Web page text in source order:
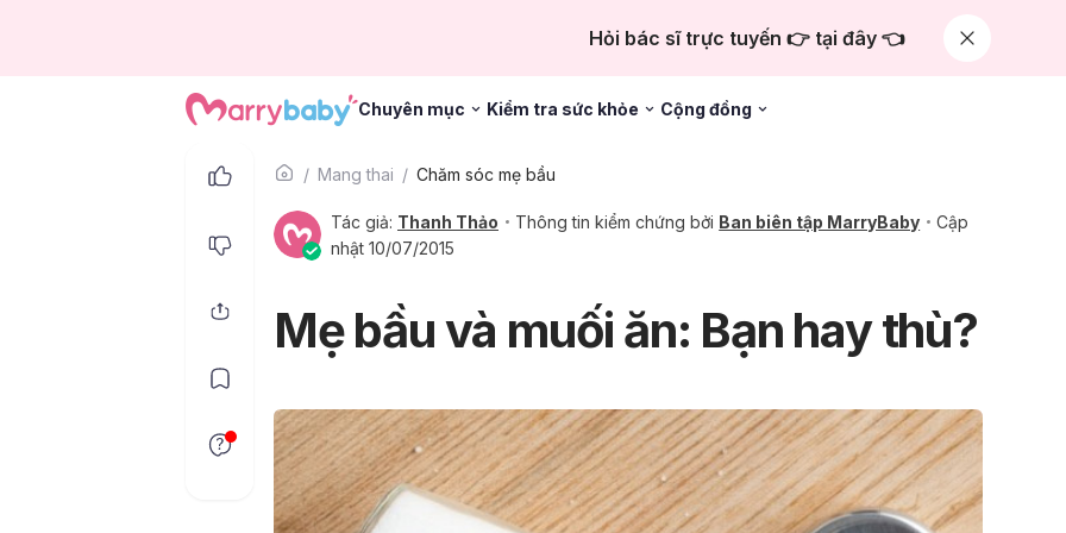
Hỏi bác sĩ trực tuyến 👉 tại đây 👈
Chuyên mục Kiểm tra sức khỏe Cộng đồng
Mang thai Chăm sóc mẹ bầu
Tác giả: Thanh Thảo Thông tin kiểm chứng bởi Ban biên tập MarryBaby
Cập
nhật 10/07/2015
Mẹ bầu và muối ăn: Bạn hay thù?